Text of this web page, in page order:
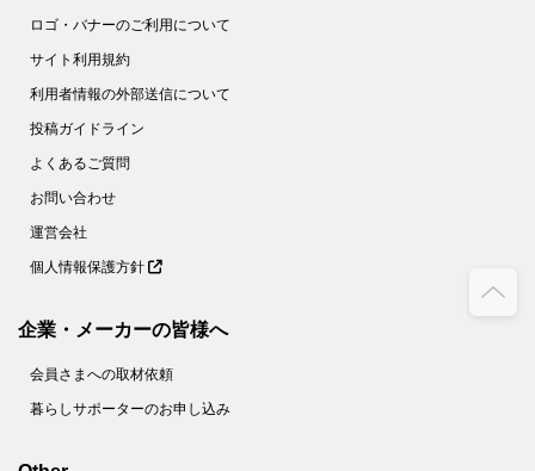
ロゴ・バナーのご利用について
サイト利用規約
利用者情報の外部送信について
投稿ガイドライン
よくあるご質問
お問い合わせ
運営会社
個人情報保護方針
企業・メーカーの皆様へ
会員さまへの取材依頼
暮らしサポーターのお申し込み